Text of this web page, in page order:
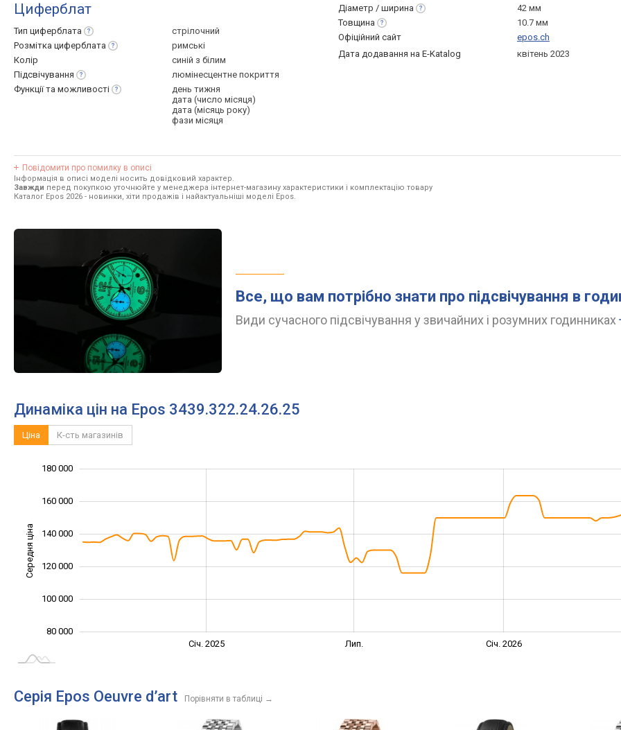
Циферблат
Тип циферблата
стрілочний
Розмітка циферблата
римські
Колір
синій з білим
Підсвічування
люмінесцентне покриття
Функції та можливості
день тижня
дата (число місяця)
дата (місяць року)
фази місяця
Діаметр / ширина
42 мм
Товщина
10.7 мм
Офіційний сайт
epos.ch
Дата додавання на E-Katalog
квітень 2023
Повідомити про помилку в описі
Інформація в описі моделі носить довідковий характер.
Завжди перед покупкою уточнюйте у менеджера інтернет-магазину характеристики і комплектацію товару
Каталог Epos 2026 - новинки, хіти продажів і найактуальніші моделі Epos.
Все, що вам потрібно знати про підсвічування в
Види сучасного підсвічування у звичайних і розумних годинниках
Динаміка цін на Epos 3439.322.24.26.25
Ціна К-сть магазинів
Середня ціна
80 000
100 000
120 000
140 000
180 000
160 000
Січ. 2025 Лип. Січ. 2026
Серія Epos Oeuvre d’art Порівняти в таблиці →